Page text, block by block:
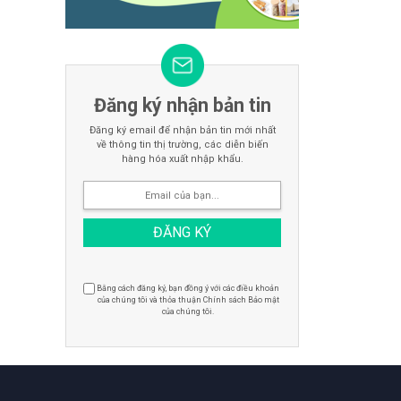
Đăng ký nhận bản tin
Đăng ký email để nhận bản tin mới nhất
về thông tin thị trường, các diễn biến
hàng hóa xuất nhập khẩu.
Bằng cách đăng ký, bạn đồng ý với các điều khoản
của chúng tôi và thỏa thuận Chính sách Bảo mật
của chúng tôi.